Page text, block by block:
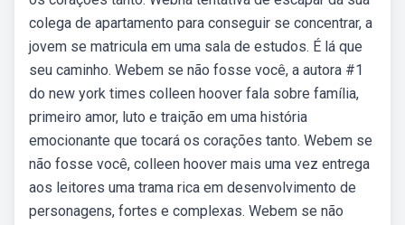
colega de apartamento para conseguir se concentrar, a
jovem se matricula em uma sala de estudos. É lá que
seu caminho. Webem se não fosse você, a autora #1
do new york times colleen hoover fala sobre família,
primeiro amor, luto e traição em uma história
emocionante que tocará os corações tanto. Webem se
não fosse você, colleen hoover mais uma vez entrega
aos leitores uma trama rica em desenvolvimento de
personagens, fortes e complexas. Webem se não